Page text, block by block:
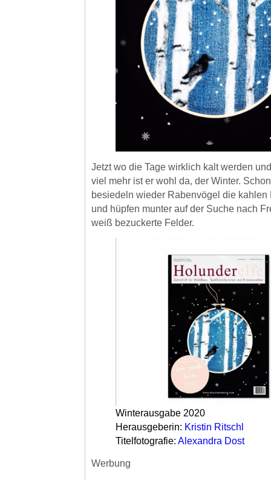
Jetzt wo die Tage wirklich kalt werden
viel mehr ist er wohl da, der Winter.
besiedeln wieder Rabenvögel die kahlen
und hüpfen munter auf der Suche nach
weiß bezuckerte Felder.
Winterausgabe 2020
Herausgeberin: Kristin Ritschl
Titelfotografie: Alexandra Dost
Werbung